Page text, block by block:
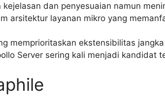
dan penyesuaian namun
arsitektur layanan mikro yang
memprioritaskan ekstensibilitas
Server sering kali menjadi kandidat